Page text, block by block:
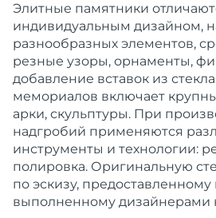
Элитные памятники
индивидуальным дизайном,
разнообразных элементов,
резные узоры, орнаменты,
добавление вставок из
мемориалов включает
арки, скульптуры. При
надгробий применяются
инструменты и технологии:
полировка. Оригинальную
по эскизу,
выполненному дизайнерами